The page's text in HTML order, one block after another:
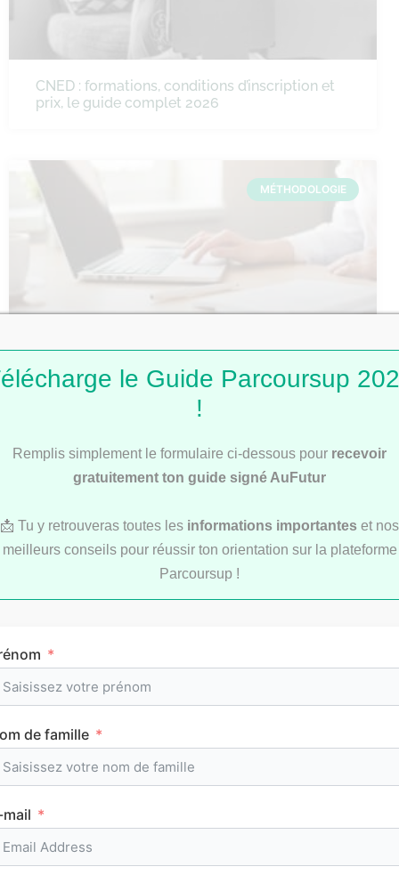
CNED : formations, conditions d’inscription et
prix, le guide complet 2026
MÉTHODOLOGIE
Comment faire une fiche de révision ?
MÉTHODOLOGIE
au lycée ?
le Guide Parcoursup
!
Remplis simplement le formulaire ci-dessous pour recevoir
gratuitement ton guide signé AuFutur
📩 Tu y retrouveras toutes les informations importantes et nos
meilleurs conseils pour réussir ton orientation sur la plateforme
Parcoursup !
de famille